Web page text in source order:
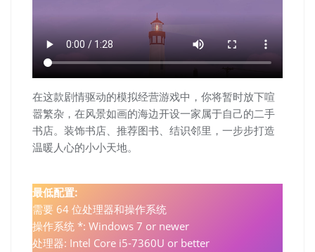
在这款剧情驱动的模拟经营游戏中，你将暂时放下喧
嚣繁杂，在风景如画的海边开设一家属于自己的二手
书店。装饰书店、推荐图书、结识邻里，一步步打造
温暖人心的小小天地。
最低配置:
需要 64 位处理器和操作系统
操作系统 *: Windows 7 or newer
处理器: Intel Core i5-7360U or better